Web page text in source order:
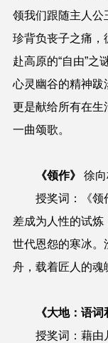
领我们跟随主人公
珍背负丧子之痛，
赴高原的“自由”之
心灵幽谷的精神跋
更是献给所有在生
一曲颂歌。
《领作》 徐
授奖词 ：《
差成为人性的试
世代恩怨的寒冰。
舟，载着匠人的魂
《大地：语词
授奖词 ：藉